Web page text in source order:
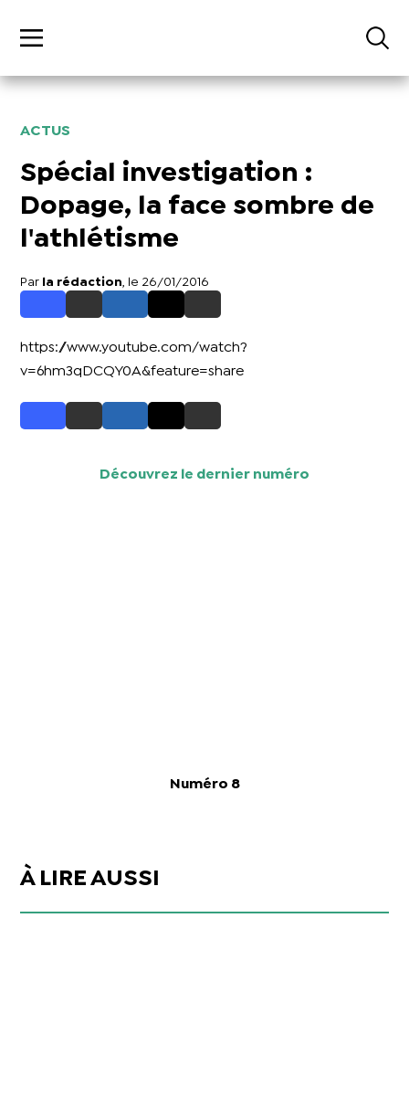
ACTUS
Spécial investigation :
Dopage, la face sombre de
l'athlétisme
Par la rédaction , le 26/01/2016
https://www.youtube.com/watch?
v=6hm3qDCQY0A&feature=share
Découvrez le dernier numéro
Numéro 8
À LIRE AUSSI